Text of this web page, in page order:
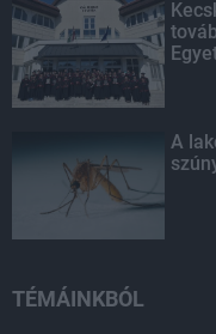
A
TÉMÁINKBÓL